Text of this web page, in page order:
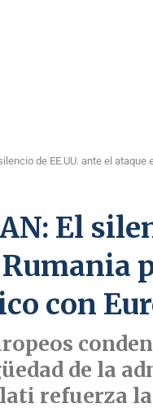
de EE.UU. ante el
El
con
de la
refuerza